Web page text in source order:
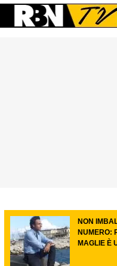
NON
NUMERO:
MAGLIE È